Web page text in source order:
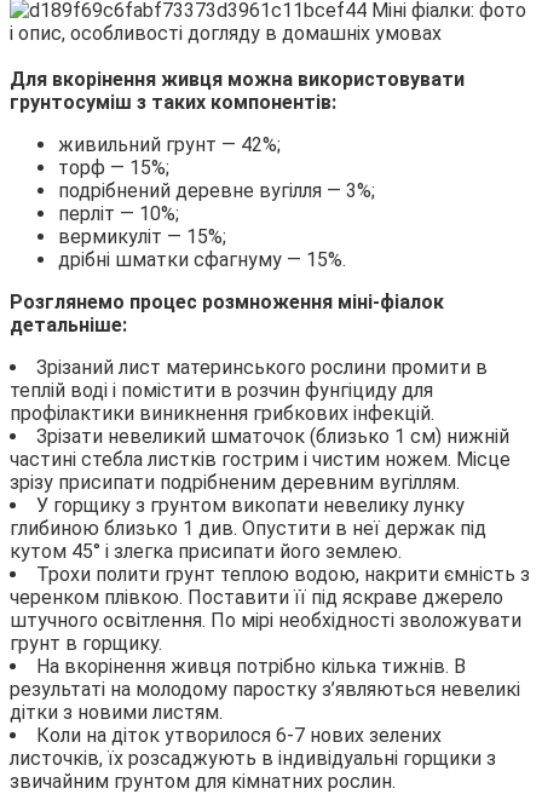
Для вкорінення живця можна використовувати
грунтосуміш з таких компонентів:
живильний грунт — 42%;
торф — 15%;
подрібнений деревне вугілля — 3%;
перліт — 10%;
вермикуліт — 15%;
дрібні шматки сфагнуму — 15%.
Розглянемо процес розмноження міні-фіалок
детальніше:
Зрізаний лист материнського рослини промити в
теплій воді і помістити в розчин фунгіциду для
профілактики виникнення грибкових інфекцій.
Зрізати невеликий шматочок (близько 1 см) нижній
частині стебла листків гострим і чистим ножем. Місце
зрізу присипати подрібненим деревним вугіллям.
У горщику з грунтом викопати невелику лунку
глибиною близько 1 див. Опустити в неї держак під
кутом 45° і злегка присипати його землею.
Трохи полити грунт теплою водою, накрити ємність з
черенком плівкою. Поставити її під яскраве джерело
штучного освітлення. По мірі необхідності зволожувати
грунт в горщику.
На вкорінення живця потрібно кілька тижнів. В
результаті на молодому паростку з’являються невеликі
дітки з новими листям.
Коли на діток утворилося 6-7 нових зелених
листочків, їх розсаджують в індивідуальні горщики з
звичайним грунтом для кімнатних рослин.